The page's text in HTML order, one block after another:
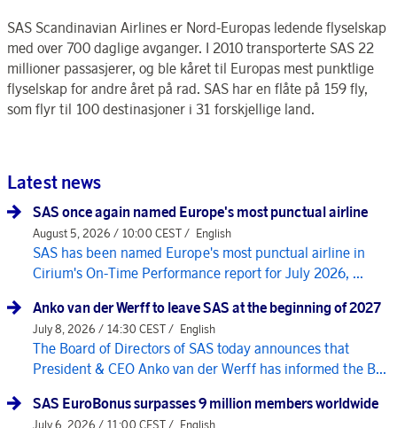
SAS Scandinavian Airlines er Nord-Europas ledende flyselskap
med over 700 daglige avganger. I 2010 transporterte SAS 22
millioner passasjerer, og ble kåret til Europas mest punktlige
flyselskap for andre året på rad. SAS har en flåte på 159 fly,
som flyr til 100 destinasjoner i 31 forskjellige land.
Latest news
SAS once again named Europe's most punctual airline
August 5, 2026 / 10:00 CEST / English
SAS has been named Europe's most punctual airline in
Cirium's On-Time Performance report for July 2026, ...
Anko van der Werff to leave SAS at the beginning of 2027
July 8, 2026 / 14:30 CEST / English
The Board of Directors of SAS today announces that
President & CEO Anko van der Werff has informed the B...
SAS EuroBonus surpasses 9 million members worldwide
July 6, 2026 / 11:00 CEST / English